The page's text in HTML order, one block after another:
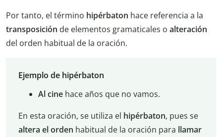
Por tanto, el término hipérbaton hace referencia a la
transposición de elementos gramaticales o alteración
del orden habitual de la oración.
Ejemplo de hipérbaton
Al cinehace años que no vamos.
En esta oración, se utiliza el hipérbaton, pues se
altera el orden habitual de la oración para llamar